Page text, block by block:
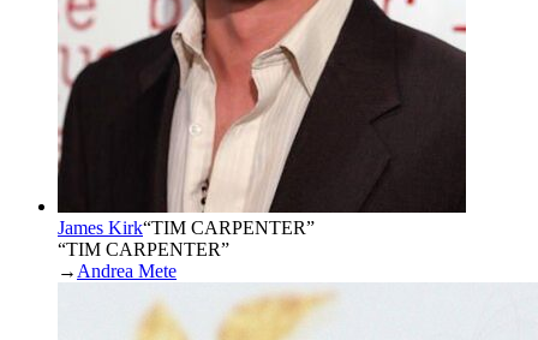
James Kirk“TIM CARPENTER”
“TIM CARPENTER”
→ Andrea Mete